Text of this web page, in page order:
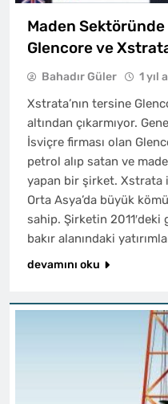
Maden
Glencore ve
Bahadır Güler 1 yıl
Xstrata’nın tersine
altından çıkarmıyor.
İsviçre firması olan
petrol alıp satan ve
yapan bir şirket. Xstrata
Orta Asya’da büyük
sahip. Şirketin
bakır alanındaki
devamını oku